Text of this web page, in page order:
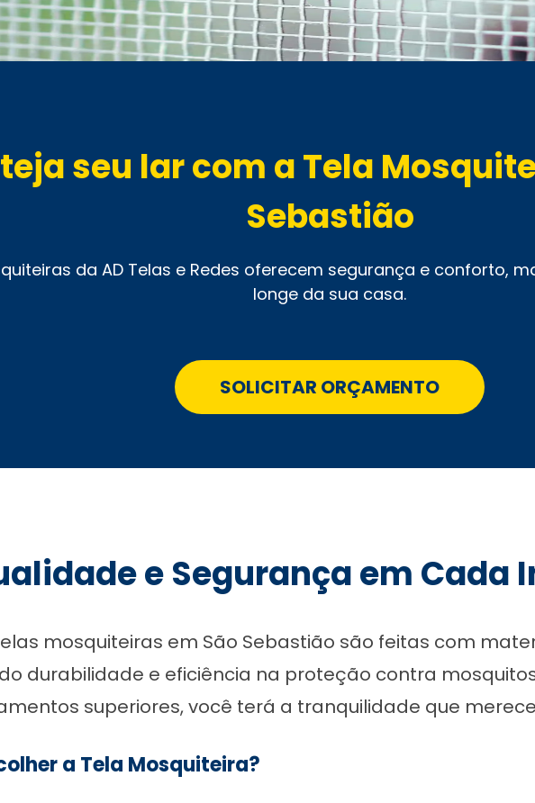
seu lar com a Tela
Sebastião
da AD Telas e Redes oferecem segurança e conforto,
longe da sua casa.
SOLICITAR ORÇAMENTO
e Segurança em Cada
mosquiteiras em São Sebastião são feitas com
durabilidade e eficiência na proteção contra
superiores, você terá a tranquilidade que
a Tela Mosquiteira?